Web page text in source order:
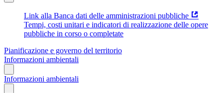
Link alla Banca dati delle amministrazioni pubbliche
Tempi, costi unitari e indicatori di realizzazione delle opere
pubbliche in corso o completate
Pianificazione e governo del territorio
Informazioni ambientali
Informazioni ambientali